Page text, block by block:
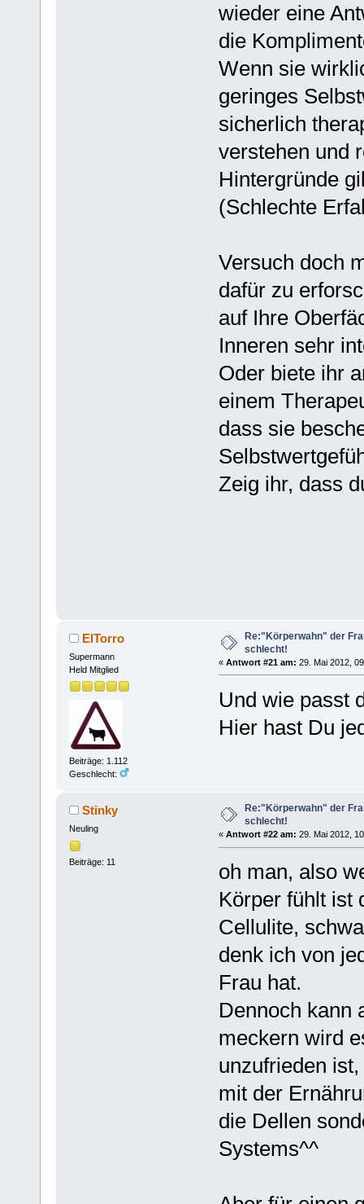
wieder eine
die
Wenn sie
geringes
sicherlich
verstehen und
Hintergründe
(Schlechte
Versuch doch
dafür zu
auf Ihre
Inneren sehr
Oder biete ihr
einem
dass sie
Zeig ihr, dass
ElTorro
Supermann
Held Mitglied
Beiträge: 1.112
Geschlecht:
Re:"Körperwahn" der
schlecht!
« Antwort #21 am: 29. Mai 2012,
Und wie passt
Hier hast Du
Stinky
Neuling
Beiträge: 11
Re:"Körperwahn" der
schlecht!
« Antwort #22 am: 29. Mai 2012,
oh man, also
Körper fühlt ist
Cellulite,
denk ich von
Frau hat.
Dennoch kann
meckern wird
unzufrieden
mit der
die Dellen
Systems^^